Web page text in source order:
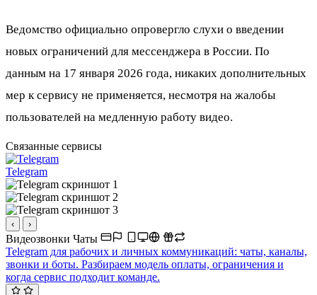
Ведомство официально опровергло слухи о введении
новых ограничений для мессенджера в России. По
данным на 17 января 2026 года, никаких дополнительных
мер к сервису не применяется, несмотря на жалобы
пользователей на медленную работу видео.
Связанные сервисы
Telegram
‹ ›
Видеозвонки Чаты
Telegram для рабочих и личных коммуникаций: чаты, каналы,
звонки и боты. Разбираем модель оплаты, ограничения и
когда сервис подходит команде.